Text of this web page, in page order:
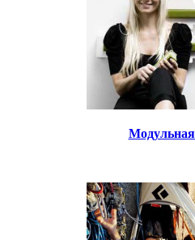
Модульная